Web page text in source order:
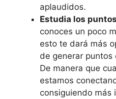
aplaudidos.
Estudia los
conoces un poco
esto te dará más
de generar puntos
De manera que
estamos
consiguiendo más